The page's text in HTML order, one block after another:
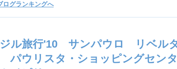
ログランキングへ
ル旅行'10 サンパウロ リベル
パウリスタ・ショッピングセン